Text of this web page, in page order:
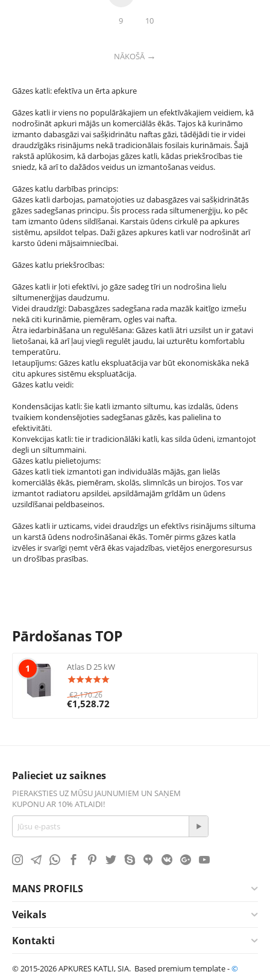
9 10
NĀKOŠĀ
Gāzes katli: efektīva un ērta apkure
Gāzes katli ir viens no populārākajiem un efektīvākajiem veidiem, kā
nodrošināt apkuri mājās un komerciālās ēkās. Tajos kā kurināmo
izmanto dabasgāzi vai sašķidrinātu naftas gāzi, tādējādi tie ir videi
draudzīgāks risinājums nekā tradicionālais fosilais kurināmais. Šajā
rakstā aplūkosim, kā darbojas gāzes katli, kādas priekšrocības tie
sniedz, kā arī to dažādos veidus un izmantošanas veidus.
Gāzes katlu darbības princips:
Gāzes katli darbojas, pamatojoties uz dabasgāzes vai sašķidrinātās
gāzes sadegšanas principu. Šis process rada siltumenerģiju, ko pēc
tam izmanto ūdens sildīšanai. Karstais ūdens cirkulē pa apkures
sistēmu, apsildot telpas. Daži gāzes apkures katli var nodrošināt arī
karsto ūdeni mājsaimniecībai.
Gāzes katlu priekšrocības:
Gāzes katli ir ļoti efektīvi, jo gāze sadeg tīri un nodrošina lielu
siltumenerģijas daudzumu.
Videi draudzīgi: Dabasgāzes sadegšana rada mazāk kaitīgo izmešu
nekā citi kurināmie, piemēram, ogles vai nafta.
Ātra iedarbināšana un regulēšana: Gāzes katli ātri uzsilst un ir gatavi
lietošanai, kā arī ļauj viegli regulēt jaudu, lai uzturētu komfortablu
temperatūru.
Ietaupījums: Gāzes katlu ekspluatācija var būt ekonomiskāka nekā
citu apkures sistēmu ekspluatācija.
Gāzes katlu veidi:
Kondensācijas katli: šie katli izmanto siltumu, kas izdalās, ūdens
tvaikiem kondensējoties sadegšanas gāzēs, kas palielina to
efektivitāti.
Konvekcijas katli: tie ir tradicionālāki katli, kas silda ūdeni, izmantojot
degli un siltummaini.
Gāzes katlu pielietojums:
Gāzes katli tiek izmantoti gan individuālās mājās, gan lielās
komerciālās ēkās, piemēram, skolās, slimnīcās un birojos. Tos var
izmantot radiatoru apsildei, apsildāmajām grīdām un ūdens
uzsildīšanai peldbaseinos.
Gāzes katli ir uzticams, videi draudzīgs un efektīvs risinājums siltuma
un karstā ūdens nodrošināšanai ēkās. Tomēr pirms gāzes katla
izvēles ir svarīgi ņemt vērā ēkas vajadzības, vietējos energoresursus
un drošības prasības.
Pārdošanas TOP
1 Atlas D 25 kW
€2,170.26
€1,528.72
Palieciet uz saiknes
PIERAKSTIES UZ MŪSU JAUNUMIEM UN SAŅEM
KUPONU AR 10% ATLAIDI!
MANS PROFILS
Veikals
Kontakti
© 2015-2026 APKURES KATLI, SIA. Based premium template -©